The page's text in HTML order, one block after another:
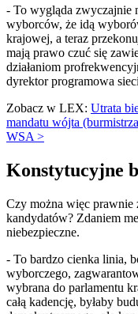
- To wygląda zwyczajnie
wyborców, że idą
krajowej, a teraz
mają prawo czuć się
działaniom
dyrektor programowa
Zobacz w LEX: Utrata
mandatu wójta
WSA >
Konstytucyjne
Czy można więc
kandydatów? Zdaniem
niebezpieczne.
- To bardzo cienka linia,
wyborczego,
wybrana do parlamentu
całą kadencję, byłaby